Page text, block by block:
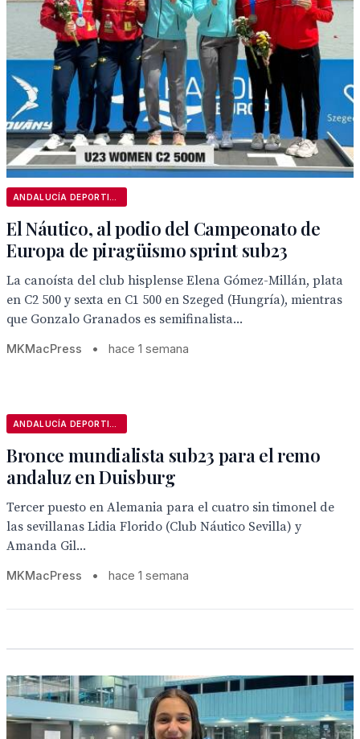
El Náutico, al podio del Campeonato de
Europa de piragüismo sprint sub23
La canoísta del club hisplense Elena Gómez-Millán, plata
en C2 500 y sexta en C1 500 en Szeged (Hungría), mientras
que Gonzalo Granados es semifinalista...
MKMacPress • hace 1 semana
Bronce mundialista sub23 para el remo
andaluz en Duisburg
Tercer puesto en Alemania para el cuatro sin timonel de
las sevillanas Lidia Florido (Club Náutico Sevilla) y
Amanda Gil...
MKMacPress • hace 1 semana